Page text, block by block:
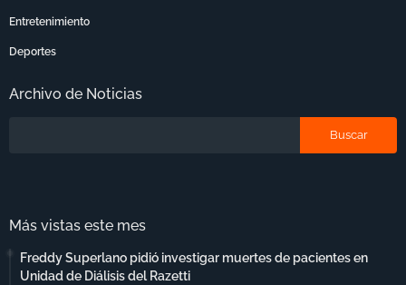
Entretenimiento
Deportes
Archivo de Noticias
Más vistas este mes
Freddy Superlano pidió investigar muertes de pacientes en
Unidad de Diálisis del Razetti